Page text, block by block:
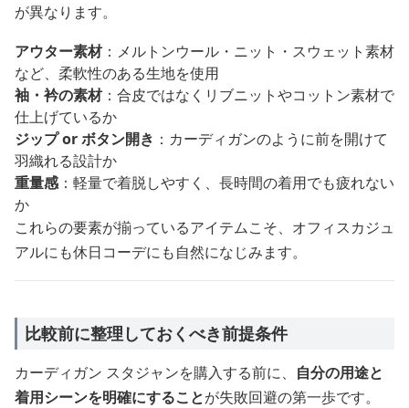
が異なります。
アウター素材：メルトンウール・ニット・スウェット素材
など、柔軟性のある生地を使用
袖・衿の素材：合皮ではなくリブニットやコットン素材で
仕上げているか
ジップ or ボタン開き ：カーディガンのように前を開けて
羽織れる設計か
重量感：軽量で着脱しやすく、長時間の着用でも疲れない
か
これらの要素が揃っているアイテムこそ、オフィスカジュ
アルにも休日コーデにも自然になじみます。
比較前に整理しておくべき前提条件
カーディガン スタジャンを購入する前に、 自分の用途と
着用シーンを明確にすることが失敗回避の第一歩です。